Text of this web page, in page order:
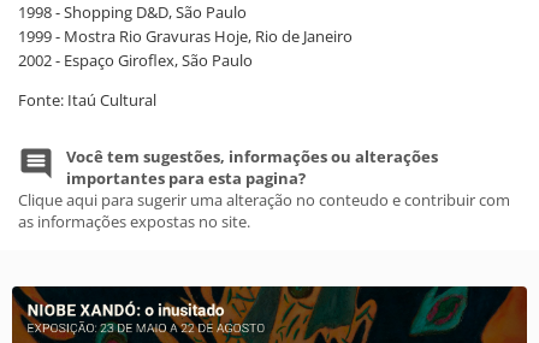
1998 - Shopping D&D, São Paulo
1999 - Mostra Rio Gravuras Hoje, Rio de Janeiro
2002 - Espaço Giroflex, São Paulo
Fonte: Itaú Cultural
Você tem sugestões, informações ou alterações
importantes para esta pagina?
Clique aqui para sugerir uma alteração no conteudo e contribuir com
as informações expostas no site.